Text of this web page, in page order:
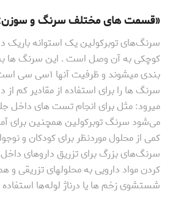
«قسمت های مختلف سرنگ و
سرنگ‌های توبرکولین یک استوانه باریک
کوچکی به آن وصل است . این سرنگ ها
بندی میشوند و ظرفیت
سرنگ ها را برای استفاده از مقادیر کم از
میرود: مثل برای انجام تست های داخل
می‌شود سرنگ توبرکولین همچنین برای
کمی از محلول موردنظر برای کودکان و
سرنگ‌های بزرگ برای تزریق داروهای داخل
کردن مواد دارویی به محلولهای تزریقی و
شستشوی زخم ها یا درناژ لوله‌ها